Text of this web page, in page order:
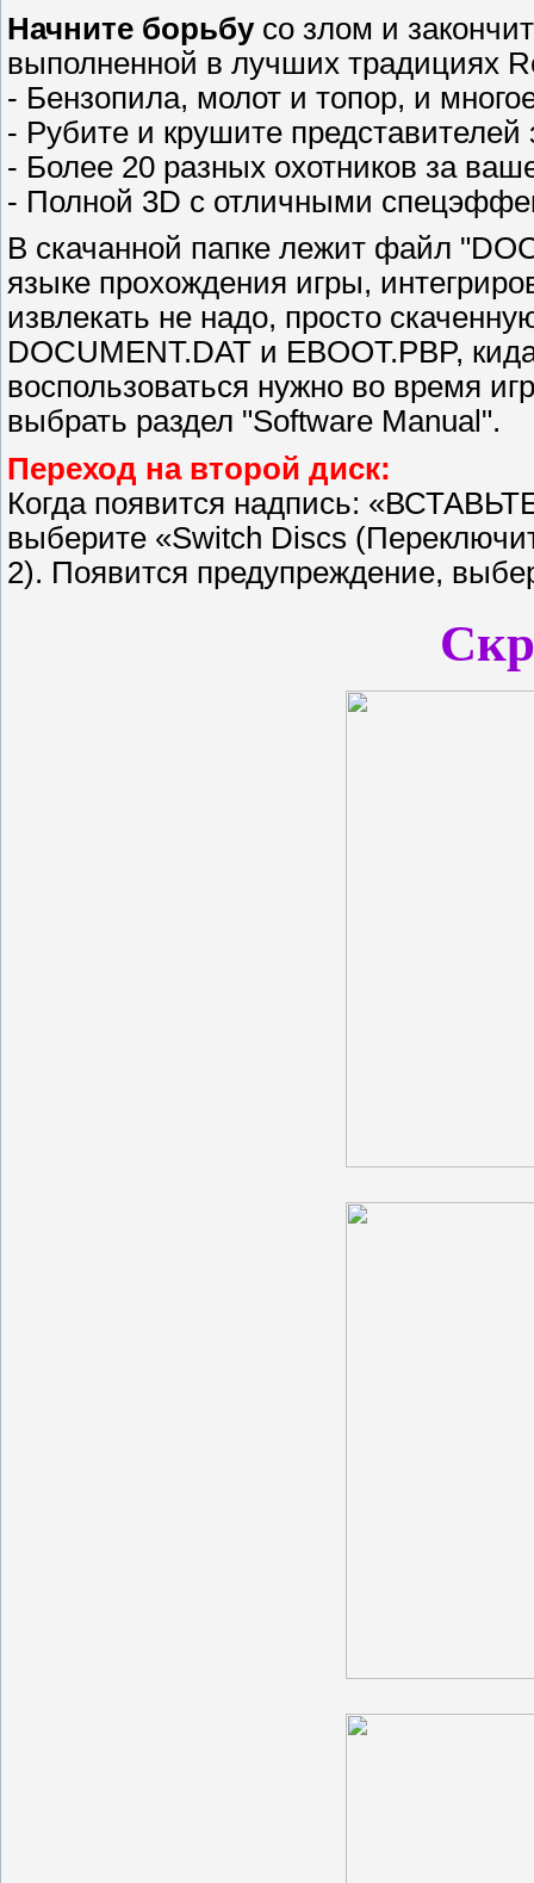
Начните борьбусо злом и
выполненной в лучших традициях
- Бензопила, молот и топор, и
- Рубите и крушите
- Более 20 разных охотников за
- Полной 3D с отличными
В скачанной папке лежит файл
языке прохождения игры,
извлекать не надо, просто
DOCUMENT.DAT и EBOOT.PBP,
воспользоваться нужно во время
выбрать раздел "Software Manual".
Переход на второй диск:
Когда появится надпись:
выберите «Switch Discs
2). Появится предупреждение,